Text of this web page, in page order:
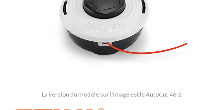
La version du modèle sur l'image est le AutoCut 46-2